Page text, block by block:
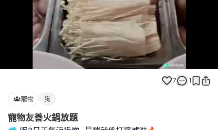
Loaded:
100.00%
7 1
寵物 狗
寵物友善火鍋放題